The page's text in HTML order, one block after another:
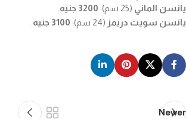
يانسن الماني (25 سم): 3200 جنيه
يانسن سويت دريمز (24 سم): 3100 جنيه
Newer